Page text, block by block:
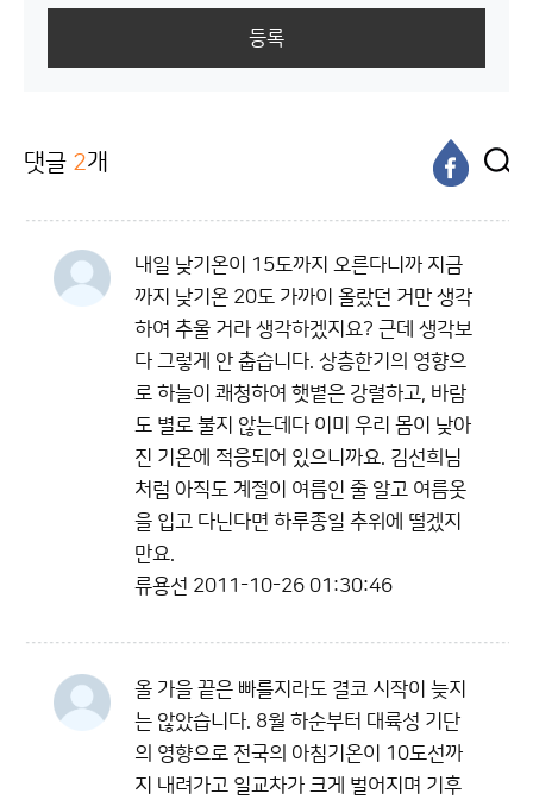
등록
댓글 2개
내일 낮기온이 15도까지 오른다니까 지금
까지 낮기온 20도 가까이 올랐던 거만 생각
하여 추울 거라 생각하겠지요? 근데 생각보
다 그렇게 안 춥습니다. 상층한기의 영향으
로 하늘이 쾌청하여 햇볕은 강렬하고, 바람
도 별로 불지 않는데다 이미 우리 몸이 낮아
진 기온에 적응되어 있으니까요. 김선희님
처럼 아직도 계절이 여름인 줄 알고 여름옷
을 입고 다닌다면 하루종일 추위에 떨겠지
만요.
류용선 2011-10-26 01:30:46
올 가을 끝은 빠를지라도 결코 시작이 늦지
는 않았습니다. 8월 하순부터 대륙성 기단
의 영향으로 전국의 아침기온이 10도선까
지 내려가고 일교차가 크게 벌어지며 기후